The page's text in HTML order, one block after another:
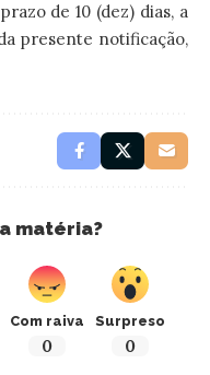
de 10 (dez) dias, a
presente notificação,
matéria?
Com raiva
0
Surpreso
0